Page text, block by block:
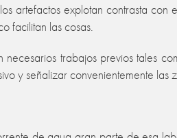
artefactos explotan contrasta
facilitan las cosas.
necesarios trabajos previos tales
y señalizar convenientemente